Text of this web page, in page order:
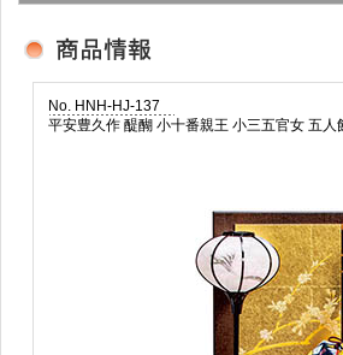
No. HNH-HJ-137
平安豊久作 醍醐 小十番親王 小三五官女 五